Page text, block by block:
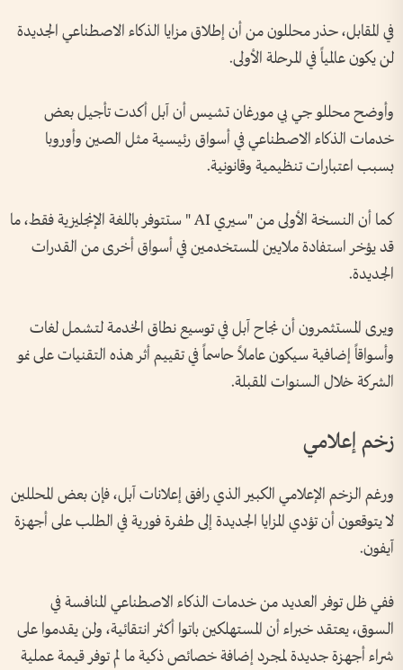
في المقابل، حذر محللون من أن إطلاق مزايا الذكاء الاصطناعي الجديدة
لن يكون عالمياً في المرحلة الأولى.
وأوضح محللو جي بي مورغان تشيس أن آبل أكدت تأجيل بعض
خدمات الذكاء الاصطناعي في أسواق رئيسية مثل الصين وأوروبا
بسبب اعتبارات تنظيمية وقانونية.
كما أن النسخة الأولى من "سيري AI " ستتوفر باللغة الإنجليزية فقط، ما
قد يؤخر استفادة ملايين المستخدمين في أسواق أخرى من القدرات
الجديدة.
ويرى المستثمرون أن نجاح آبل في توسيع نطاق الخدمة لتشمل لغات
وأسواقاً إضافية سيكون عاملاً حاسماً في تقييم أثر هذه التقنيات على نمو
الشركة خلال السنوات المقبلة.
زخم إعلامي
ورغم الزخم الإعلامي الكبير الذي رافق إعلانات آبل، فإن بعض المحللين
لا يتوقعون أن تؤدي المزايا الجديدة إلى طفرة فورية في الطلب على أجهزة
آيفون.
ففي ظل توفر العديد من خدمات الذكاء الاصطناعي المنافسة في
السوق، يعتقد خبراء أن المستهلكين باتوا أكثر انتقائية، ولن يقدموا على
شراء أجهزة جديدة لمجرد إضافة خصائص ذكية ما لم توفر قيمة عملية